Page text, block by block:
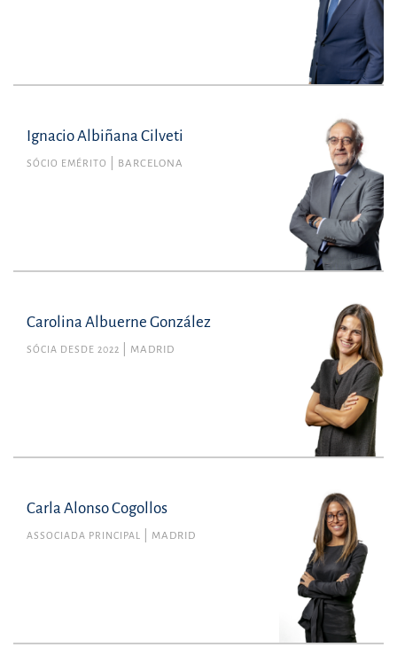
Ignacio Albiñana Cilveti
SÓCIO EMÉRITO BARCELONA
Carolina Albuerne González
SÓCIA DESDE 2022 MADRID
Carla Alonso Cogollos
ASSOCIADA PRINCIPAL MADRID